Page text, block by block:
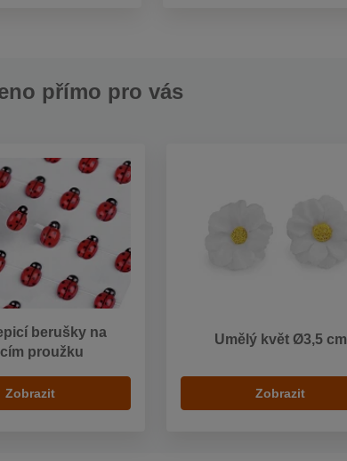
přímo pro vás
berušky na
proužku
Zobrazit
Umělý květ Ø3,5 cm
Zobrazit